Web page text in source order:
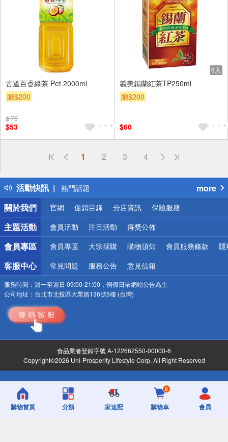
古道百香綠茶 Pet 2000ml
贈$200
$ 75
$53
6入
義美錫蘭紅茶TP250ml
贈$200
$60
1 2 3 4
活動快訊
偏遠地區配送
得獎公告
熱門話題
銀行優惠
偏遠地區配送
詐騙網頁！請小心！
more
關於我們
官網 促銷目錄 分店資訊 保險服務
主題活動 會員活動 注目活動 得獎公佈
會員專區 會員專區 大宗採購 購物須知 會員服務條款 隱
客服中心 常見問題 服務公告 意見信箱
服務時間： 週一至週日 09:00-21:00，例假日依網站公告為主
公司地址： 台北市北投區大業路136號5樓 (台灣)
食品業者登錄字號 A-122662550-00000-6
Copyright©2026 Uni-Prosperity Lifestyle Corp. All Right Reserved
購物首頁 分類 家速配
0
購物車 會員